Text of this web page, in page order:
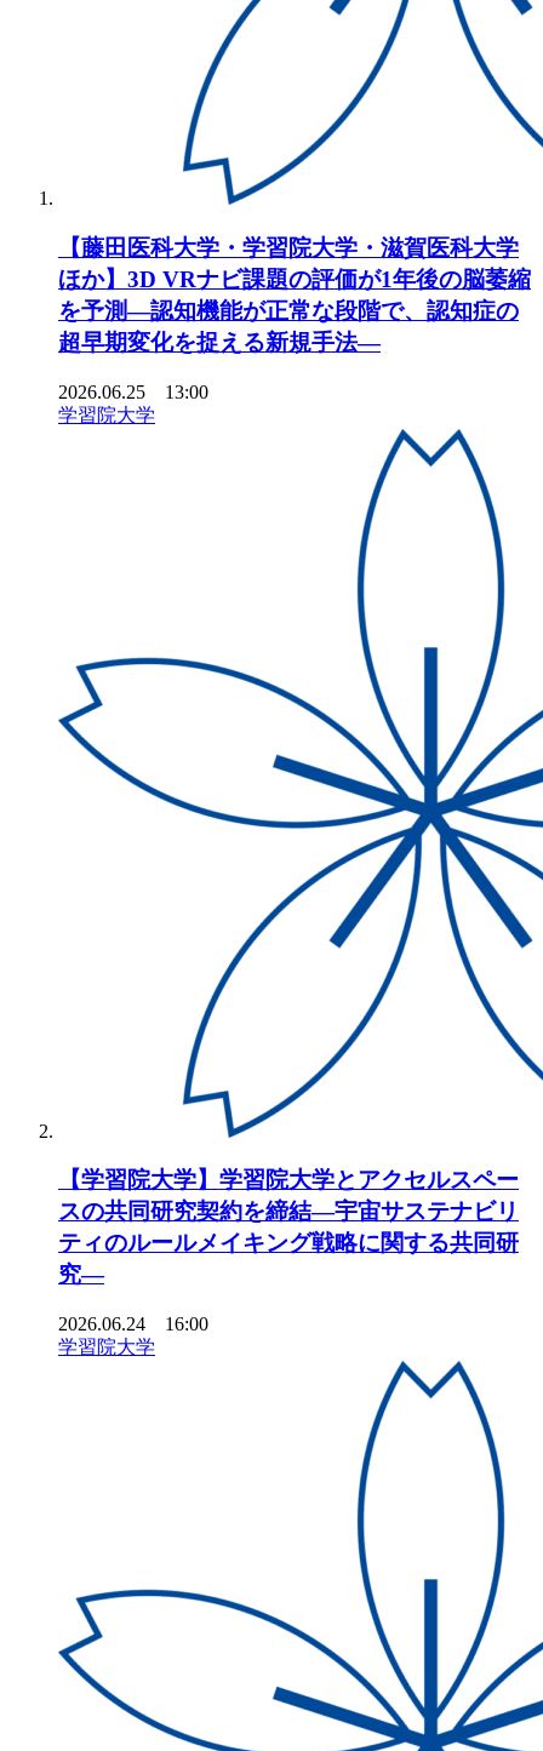
【藤田医科大学・学習院大学・滋賀医科大学
ほか】3D VRナビ課題の評価が1年後の脳萎縮
を予測―認知機能が正常な段階で、認知症の
超早期変化を捉える新規手法―
2026.06.25 13:00
学習院大学
【学習院大学】学習院大学とアクセルスペー
スの共同研究契約を締結―宇宙サステナビリ
ティのルールメイキング戦略に関する共同研
究―
2026.06.24 16:00
学習院大学